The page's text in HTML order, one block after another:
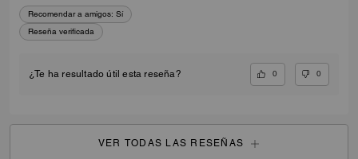
Recomendar a amigos: Sí
Reseña verificada
¿Te ha resultado útil esta reseña? 0 0
VER TODAS LAS RESEÑAS